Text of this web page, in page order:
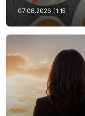
07.08.2026 11:15